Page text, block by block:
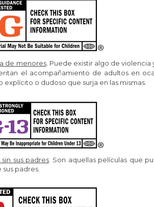
de menores. Puede existir algo de violencia
el acompañamiento de adultos en
o dudoso que surja en las mismas.
sus padres. Son aquellas películas que
padres.